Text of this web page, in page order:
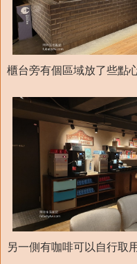
櫃台旁有個區域放了些點
另一側有咖啡可以自行取